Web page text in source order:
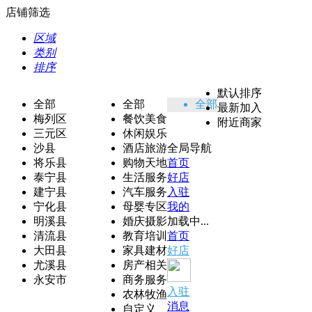
店铺筛选
区域
类别
排序
全部
梅列区
三元区
沙县
将乐县
泰宁县
建宁县
宁化县
明溪县
清流县
大田县
尤溪县
永安市
全部
餐饮美食
休闲娱乐
酒店旅游
购物天地
生活服务
汽车服务
母婴专区
婚庆摄影
教育培训
家具建材
房产相关
商务服务
农林牧渔
自定义
全部
默认排序
最新加入
附近商家
全局导航
首页
好店
入驻
我的
加载中...
首页
好店
入驻
消息